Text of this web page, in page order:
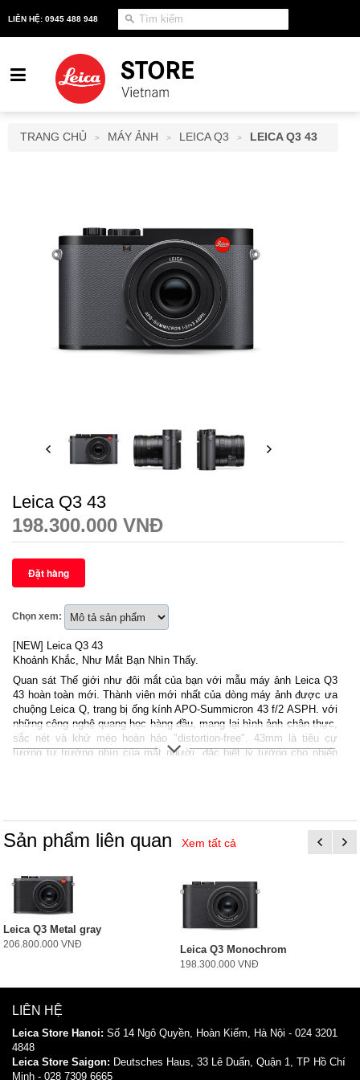
LIÊN HỆ: 0945 488 948
TRANG CHỦ > MÁY ẢNH > LEICA Q3 > LEICA Q3 43
Leica Q3 43
198.300.000 VNĐ
Chọn xem:
[NEW] Leica Q3 43
Khoảnh Khắc, Như Mắt Bạn Nhìn Thấy.
Quan sát Thế giới như đôi mắt của bạn với mẫu máy ảnh Leica Q3
43 hoàn toàn mới. Thành viên mới nhất của dòng máy ảnh được ưa
chuộng Leica Q, trang bị ống kính APO-Summicron 43 f/2 ASPH. với
những công nghệ quang học hàng đầu, mang lại hình ảnh chân thực,
sắc nét và khử méo hoàn hảo "distortion-free". 43mm là tiêu cự
tương tự trường nhìn của mắt người, đặc biệt lý tưởng cho nhiếp
Sản phẩm liên quan Xem tất cả
Leica Q3 Metal gray
206.800.000 VNĐ Leica Q3 Monochrom
198.300.000 VNĐ
LIÊN HỆ
Leica Store Hanoi: Số 14 Ngô Quyền, Hoàn Kiếm, Hà Nội - 024 3201
4848
Leica Store Saigon: Deutsches Haus, 33 Lê Duẩn, Quận 1, TP Hồ Chí
Minh - 028 7309 6665